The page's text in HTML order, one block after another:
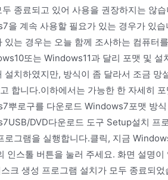
두 종료되고 있어 사용을 권장하지는 않
을 계속 사용할 필요가 있는 경우가 있
있는 경우는 오늘 함께 조사하는 컴퓨터
또는 Windows11과 달리 포맷 및
설치하였지만, 방식이 좀 달라서 조금
합니다.이하에서는 가능한 한 자세히
뿌로구를 다운로드 Windows7포맷 방
DVD다운로드 도구 Setup설치 프
로그램을 실행합니다.클릭, 지금
인스톨 버튼을 눌러 주세요. 화면 설명
크 생성 프로그램 설치가 모두 종료되